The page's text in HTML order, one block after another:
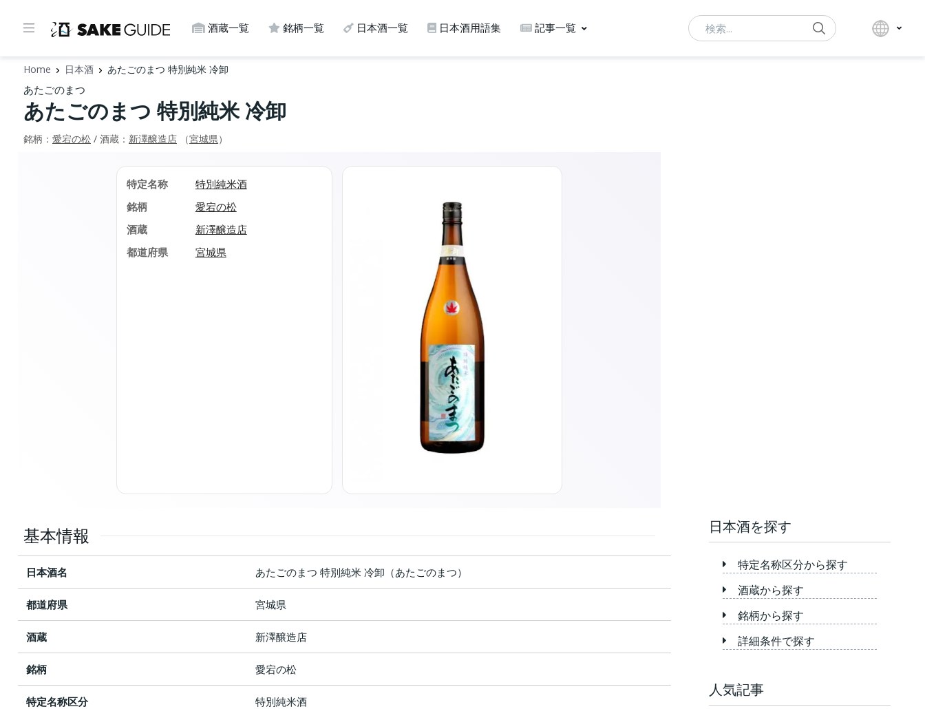
酒蔵一覧 銘柄一覧 日本酒一覧 日本酒用語集 記事一覧 Search
Home 日本酒 あたごのまつ 特別純米 冷卸
あたごのまつ
あたごのまつ 特別純米 冷卸
銘柄： 愛宕の松 / 酒蔵： 新澤醸造店 （宮城県）
特定名称
特別純米酒
銘柄
愛宕の松
酒蔵
新澤醸造店
都道府県
宮城県
基本情報
日本酒名 あたごのまつ 特別純米 冷卸（あたごのまつ）
都道府県 宮城県
酒蔵 新澤醸造店
銘柄 愛宕の松
特定名称区分 特別純米酒
日本酒を探す
特定名称区分から探す
酒蔵から探す
銘柄から探す
詳細条件で探す
人気記事